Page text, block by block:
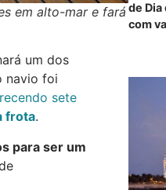
em alto-mar e fará
um dos
navio foi
sete
frota.
para ser um
de Dia
com